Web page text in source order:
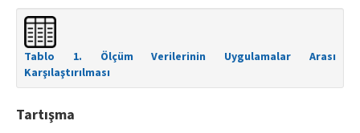
Tablo 1. Ölçüm Verilerinin Uygulamalar Arası
Karşılaştırılması
Tartışma